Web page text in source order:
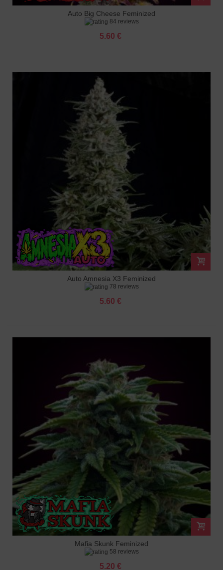
Auto Big Cheese Feminized
84 reviews
5.60 €
Auto Amnesia X3 Feminized
78 reviews
5.60 €
Mafia Skunk Feminized
58 reviews
5.20 €